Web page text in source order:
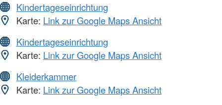
Kindertageseinrichtung
Karte: Link zur Google Maps Ansicht
Kindertageseinrichtung
Karte: Link zur Google Maps Ansicht
Kleiderkammer
Karte: Link zur Google Maps Ansicht